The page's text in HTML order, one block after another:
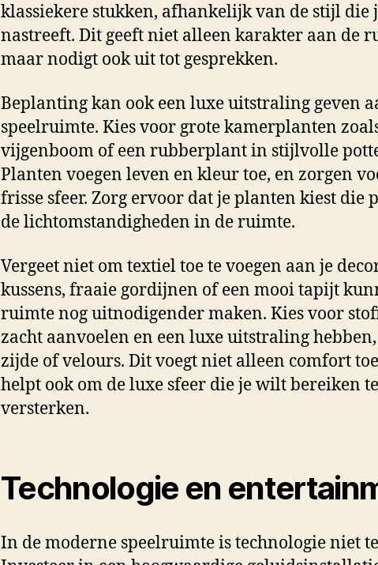
klassiekere stukken, afhankelijk van de stijl die
nastreeft. Dit geeft niet alleen karakter aan de
maar nodigt ook uit tot gesprekken.
Beplanting kan ook een luxe uitstraling geven
speelruimte. Kies voor grote kamerplanten
vijgenboom of een rubberplant in stijlvolle
Planten voegen leven en kleur toe, en zorgen
frisse sfeer. Zorg ervoor dat je planten kiest die
de lichtomstandigheden in de ruimte.
Vergeet niet om textiel toe te voegen aan je
kussens, fraaie gordijnen of een mooi tapijt
ruimte nog uitnodigender maken. Kies voor
zacht aanvoelen en een luxe uitstraling
zijde of velours. Dit voegt niet alleen comfort
helpt ook om de luxe sfeer die je wilt bereiken te
versterken.
Technologie en
In de moderne speelruimte is technologie niet